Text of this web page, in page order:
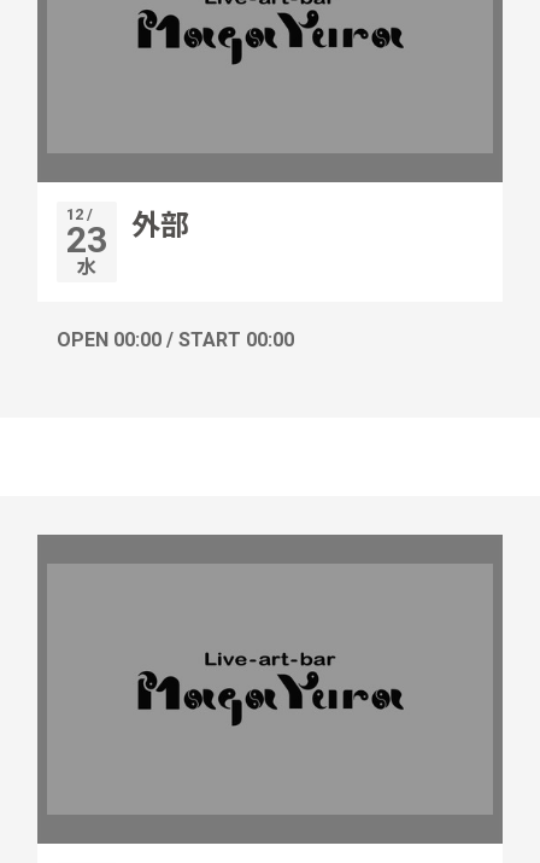
12 /
23
水
外部
OPEN 00:00 / START 00:00